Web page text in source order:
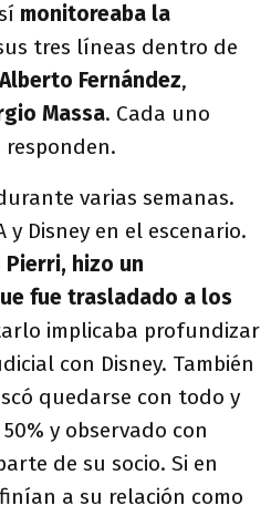
monitoreaba la
tres líneas dentro de
Alberto Fernández,
Massa. Cada uno
varias semanas.
y Disney en el escenario.
hizo un
fue trasladado a los
implicaba profundizar
con Disney. También
quedarse con todo y
y observado con
de su socio. Si en
a su relación como